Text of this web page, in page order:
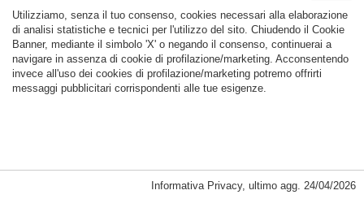
Utilizziamo, senza il tuo consenso, cookies necessari alla elaborazione
di analisi statistiche e tecnici per l'utilizzo del sito. Chiudendo il Cookie
Banner, mediante il simbolo 'X' o negando il consenso, continuerai a
navigare in assenza di cookie di profilazione/marketing. Acconsentendo
invece all'uso dei cookies di profilazione/marketing potremo offrirti
messaggi pubblicitari corrispondenti alle tue esigenze.
Cookie Necessari, Tecnici di SessioneInformativa Privacy, ultimo agg. 24/04/2026